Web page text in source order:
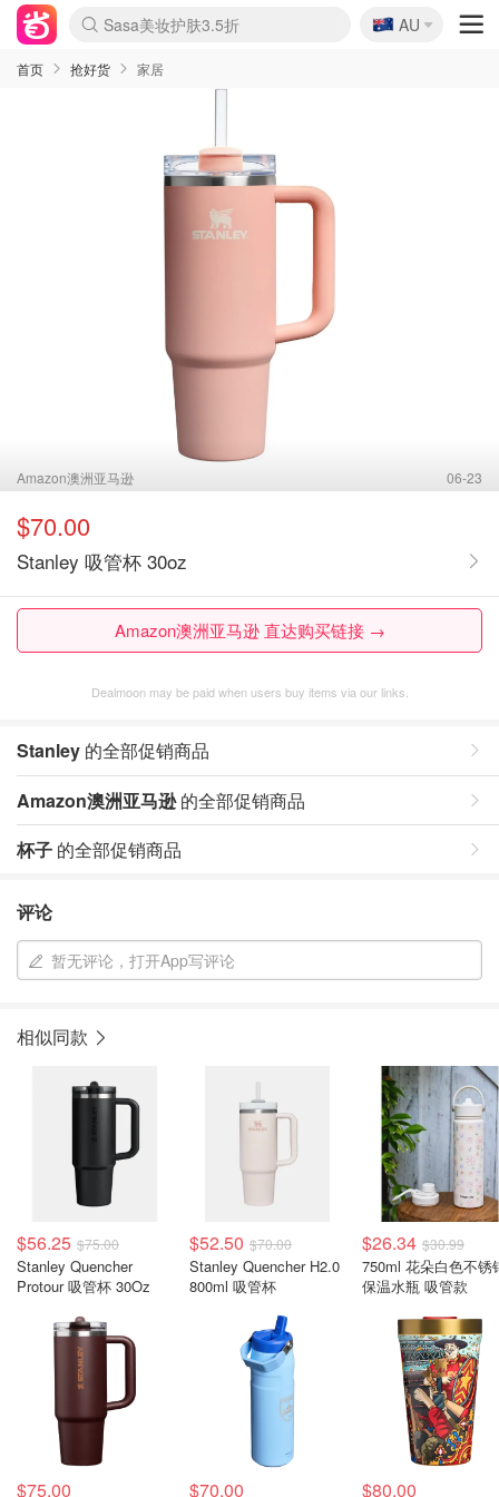
lululemon折扣上新
Sasa美妆护肤3.5折
SSENSE年中3折
FreshBeauty好价汇总
Cettire降价+叠9折
WWS Coles超市实拍
viagogo二手票捡漏
Myer超级周末1折
The Outnet奢牌1折起
David Jones 3折起
Flannels大牌1折
Perfumes Club护肤1折
AMIRO返校季6.2折
Amazon折扣汇总
eToro入金$200送$50
Amazon数码好物
ICONIC本周7.5折
ThedoubleF高奢地板价
Moose Knuckles 6折
丝芙兰5折起
EUFY官网3.7折起
Selenichast首饰2折
Trip机票酒店促销
YSL送5件彩妆礼
Amazon家居好物
Amazon美妆护肤
雅漾大喷$8
过敏原检测盒$33
伊索独家赠50ml沐浴露
科颜氏清仓3折
SEALIFE海洋馆门票6折
丝塔芙大白罐$16
订阅Newsletter送香薰
Cult Beauty 6.8折
Harrods圣诞日历2.3折
LN-CC奢牌私促3折
d'Alba空姐喷雾$16
EVE LOM套装逆天2折
Bernardelli独家4折
Adore Beauty 6折起
CT圣诞日历
Mytheresa奢品2.7折
Luxury Escapes 9折
Currentbody美容仪9折
MOON Garden Live
Roborock扫地机3.7折
Tingo Life水杯$24
Valentino官网5折
CR洗发护发6.3折
修丽可套装7.4折
Myer彩妆2件7折
GANNI官网4.5折
Stylevana韩妆4折
Tessabit高奢8.5折
OGX洗护4折
Amazon阿德莱德次日达
卡诗8.5折+赠礼
Philips Hue灯具8折
🇦🇺
AU
首页 抢好货 家居
Amazon澳洲亚马逊 06-23
$70.00
Stanley 吸管杯 30oz
Amazon澳洲亚马逊 直达购买链接 →
Dealmoon may be paid when users buy items via our links.
Stanley 的全部促销商品
Amazon澳洲亚马逊的全部促销商品
杯子 的全部促销商品
评论
暂无评论，打开App写评论
相似同款
$56.25 $75.00
Stanley Quencher
Protour 吸管杯 30Oz
$52.50 $70.00
Stanley Quencher H2.0
800ml 吸管杯
$26.34 $30.99
750ml 花朵白色不锈
保温水瓶 吸管款
$75.00 $70.00 $80.00